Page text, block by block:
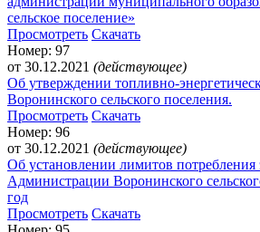
сельское поселение»
Просмотреть Скачать
Номер: 97
от 30.12.2021 (действующее)
Об утверждении топливно-
Воронинского сельского поселения.
Просмотреть Скачать
Номер: 96
от 30.12.2021 (действующее)
Об установлении лимитов потребления
Администрации Воронинского
год
Просмотреть Скачать